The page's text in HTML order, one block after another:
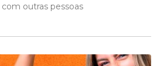
outras pessoas